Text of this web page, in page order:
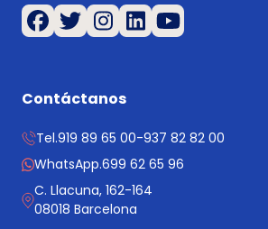
Contáctanos
Tel.919 89 65 00-937 82 82 00
WhatsApp.699 62 65 96
C. Llacuna, 162-164
08018 Barcelona